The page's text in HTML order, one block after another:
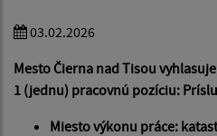
03.02.2026
Mesto Čierna nad Tisou
1 (jednu) pracovnú pozíciu:
Miesto výkonu práce: